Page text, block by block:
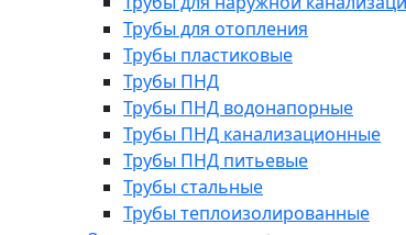
Трубы для отопления
Трубы пластиковые
Трубы ПНД
Трубы ПНД водонапорные
Трубы ПНД канализационные
Трубы ПНД питьевые
Трубы стальные
Трубы теплоизолированные